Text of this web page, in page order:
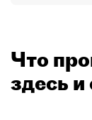
Что
здесь и